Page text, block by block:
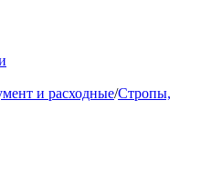
и расходные/Стропы,